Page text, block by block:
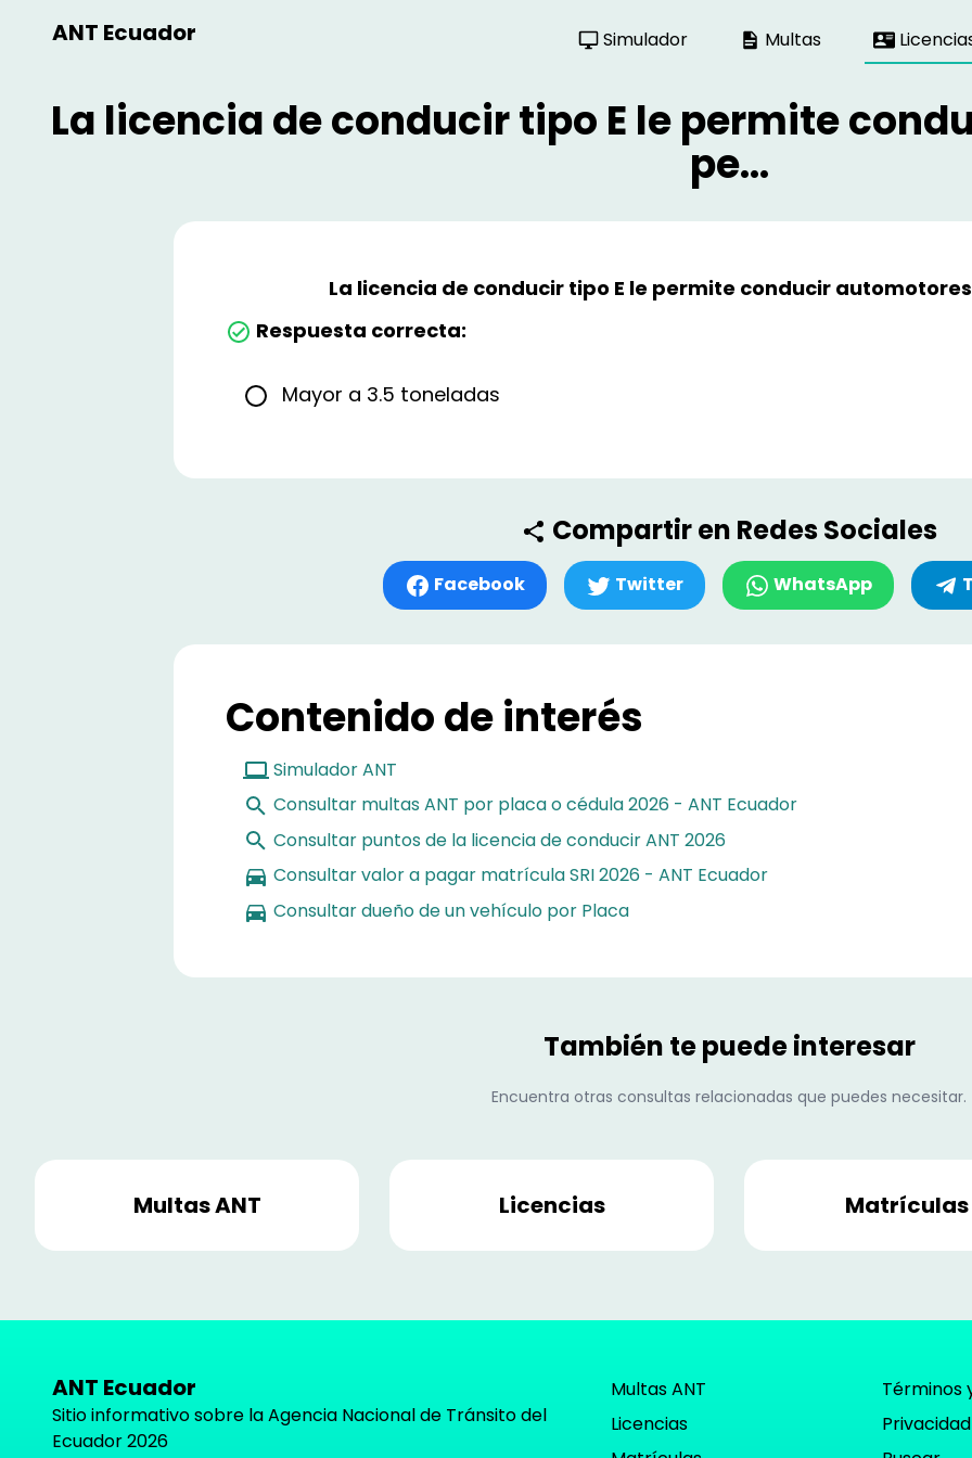
ANT Ecuador Simulador Multas
La licencia de conducir tipo E le permite
pe...
La licencia de conducir tipo E le permite conducir
Respuesta correcta:
Mayor a 3.5 toneladas
Compartir en Redes Sociales
Facebook Twitter WhatsApp
Contenido de interés
Simulador ANT
Consultar multas ANT por placa o cédula 2026 - ANT Ecuador
Consultar puntos de la licencia de conducir ANT 2026
Consultar valor a pagar matrícula SRI 2026 - ANT Ecuador
Consultar dueño de un vehículo por Placa
También te puede interesar
Encuentra otras consultas relacionadas que puedes necesitar.
Multas ANT Licencias Matrículas
ANT Ecuador
Sitio informativo sobre la Agencia Nacional de Tránsito del
Ecuador2026
Multas ANT
Licencias
Términos
Privacidad